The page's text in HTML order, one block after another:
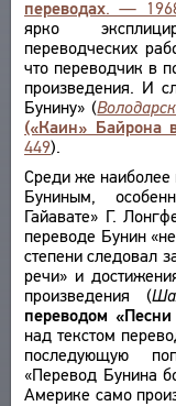
переводах. —
ярко
переводческих
что переводчик в
произведения. И
Бунину» (
(«Каин» Байрона
449).
Среди же наиболее
Буниным,
Гайавате» Г.
переводе Бунин
степени следовал
речи» и
произведения (
переводом
над текстом
последующую
«Перевод Бунина
Америке само